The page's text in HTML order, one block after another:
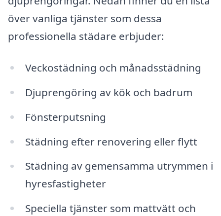
över vanliga tjänster som dessa
professionella städare erbjuder:
Veckostädning och månadsstädning
Djuprengöring av kök och badrum
Fönsterputsning
Städning efter renovering eller flytt
Städning av gemensamma utrymmen i
hyresfastigheter
Speciella tjänster som mattvätt och